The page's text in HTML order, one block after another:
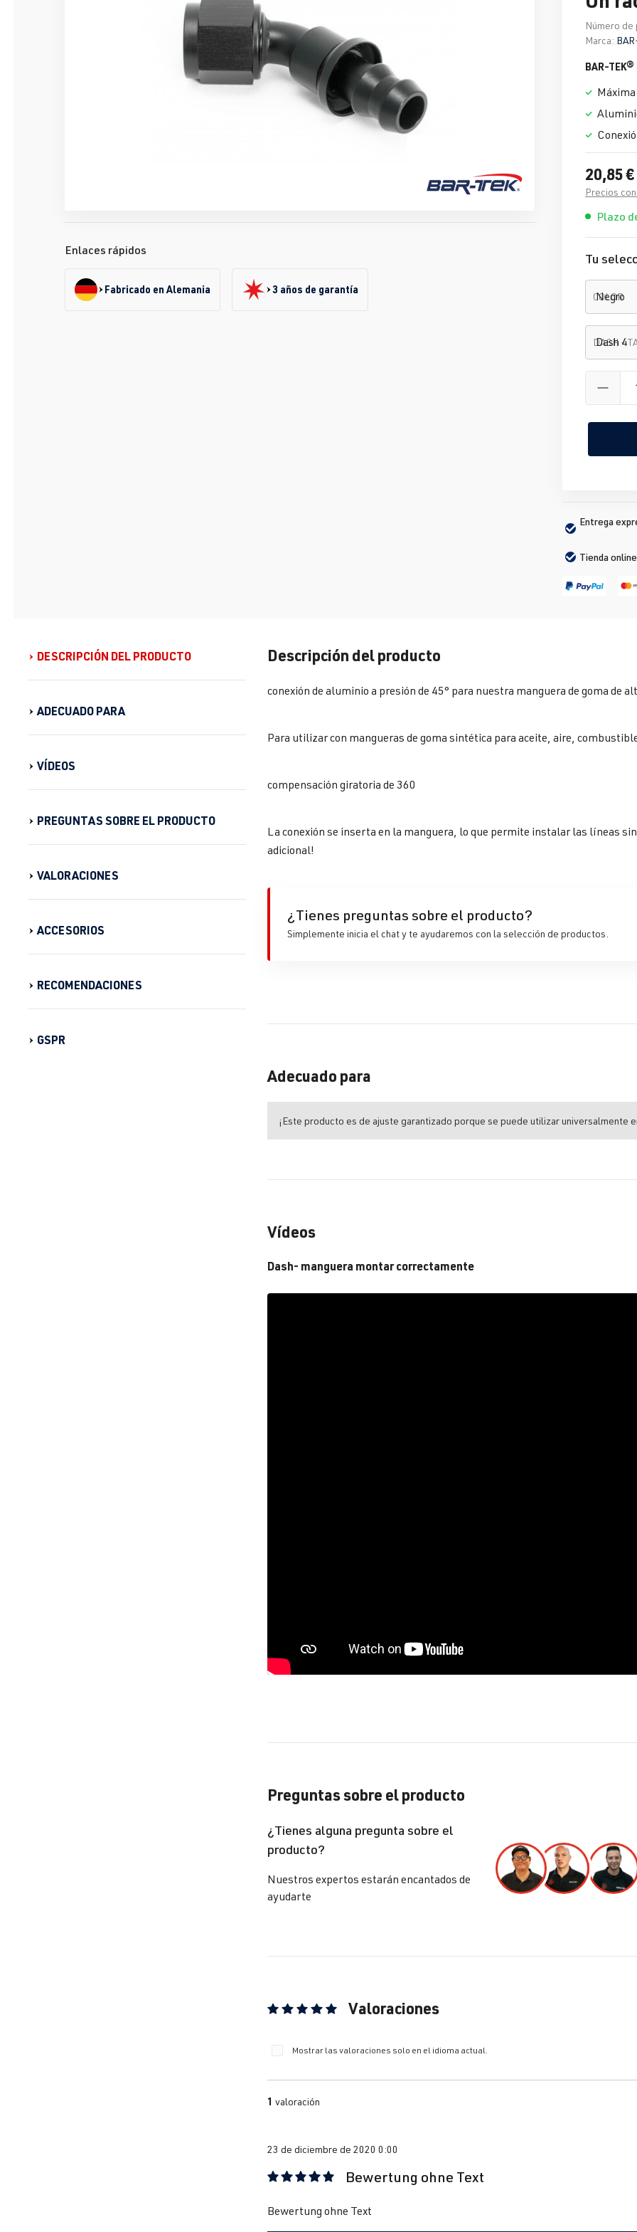
Enlaces rápidos
Fabricado en Alemania 3 años de garantía
Número
Marca:
BAR-TEK®
20,85 €
Precios
Plazo
Tu
COLOR
DASH -
Entrega
Tienda
DESCRIPCIÓN DEL PRODUCTO
ADECUADO PARA
VÍDEOS
PREGUNTAS SOBRE EL PRODUCTO
VALORACIONES
ACCESORIOS
RECOMENDACIONES
GSPR
Descripción del producto
conexión de aluminio a presión de 45° para nuestra manguera de goma de
Para utilizar con mangueras de goma sintética para aceite, aire,
compensación giratoria de 360
La conexión se inserta en la manguera, lo que permite instalar las líneas
adicional!
¿Tienes preguntas sobre el producto?
Simplemente inicia el chat y te ayudaremos con la selección de productos.
Adecuado para
¡Este producto es de ajuste garantizado porque se puede utilizar universalmente
Vídeos
Dash- manguera montar correctamente
Preguntas sobre el producto
¿Tienes alguna pregunta sobre el
producto?
Nuestros expertos estarán encantados de
ayudarte
Valoraciones
Mostrar las valoraciones solo en el idioma actual.
1 valoración
23 de diciembre de 2020 0:00
Bewertung ohne Text
Bewertung ohne Text